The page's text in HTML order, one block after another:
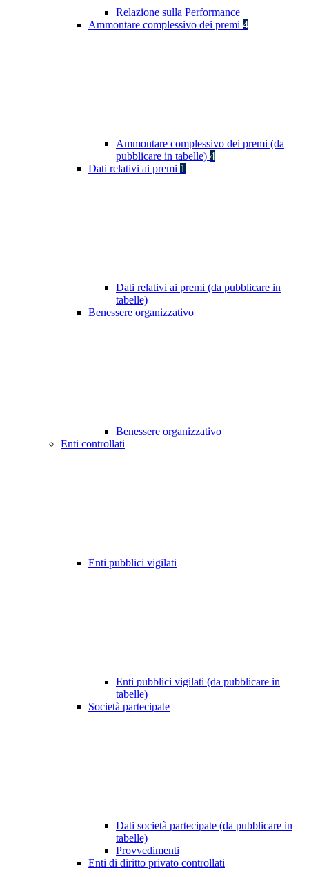
Relazione sulla Performance
Ammontare complessivo dei premi 4
Ammontare complessivo dei premi (da
pubblicare in tabelle) 4
Dati relativi ai premi 1
Dati relativi ai premi (da pubblicare in
tabelle)
Benessere organizzativo
Benessere organizzativo
Enti controllati
Enti pubblici vigilati
Enti pubblici vigilati (da pubblicare in
tabelle)
Società partecipate
Dati società partecipate (da pubblicare in
tabelle)
Provvedimenti
Enti di diritto privato controllati